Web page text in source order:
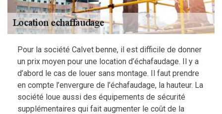
Pour la société Calvet benne, il est difficile de donner
un prix moyen pour une location d’échafaudage. Il y a
d’abord le cas de louer sans montage. Il faut prendre
en compte l’envergure de l’échafaudage, la hauteur. La
société loue aussi des équipements de sécurité
supplémentaires qui fait augmenter le coût de la